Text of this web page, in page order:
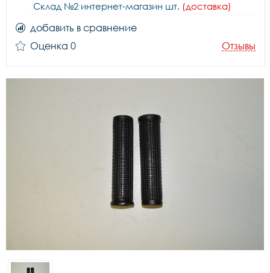
Склад №2 интернет-магазин шт. (доставка)
добавить в сравнение
Оценка 0
Отзывы